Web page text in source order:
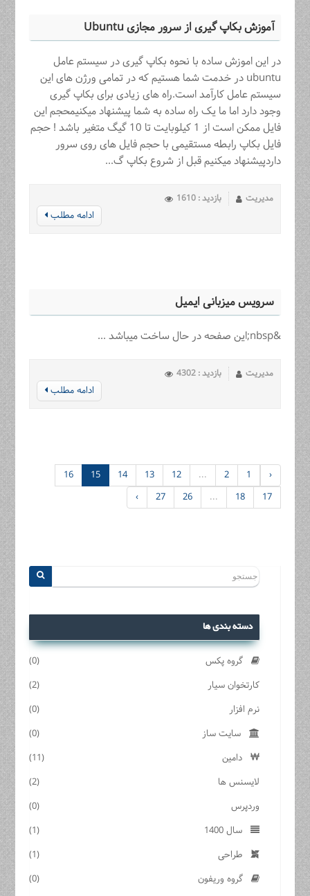
آموزش بکاپ گیری از سرور مجازی Ubuntu
در این اموزش ساده با نحوه بکاپ گیری در سیستم عامل
ubuntu در خدمت شما هستیم که در تمامی ورژن های این
سیستم عامل کارآمد است.راه های زیادی برای بکاپ گیری
وجود دارد اما ما یک راه ساده به شما پیشنهاد میکنیمحجم این
فایل ممکن است از 1 کیلوبایت تا 10 گیگ متغیر باشد ! حجم
فایل بکاپ رابطه مستقیمی با حجم فایل های روی سرور
داردپیشنهاد میکنیم قبل از شروع بکاپ گ...
مدیریت بازدید : 1610
ادامه مطلب
سرویس میزبانی ایمیل
&nbsp;این صفحه در حال ساخت میباشد ...
مدیریت بازدید : 4302
ادامه مطلب
‹
1
2
...
12
13
14
15
16
17
18
...
26
27
›
دسته بندی ها
گروه پکس
(0)
کارتخوان سیار
(2)
نرم افزار
(0)
سایت ساز
(0)
دامین
(11)
لایسنس ها
(2)
وردپرس
(0)
سال 1400
(1)
طراحی
(1)
گروه وریفون
(0)